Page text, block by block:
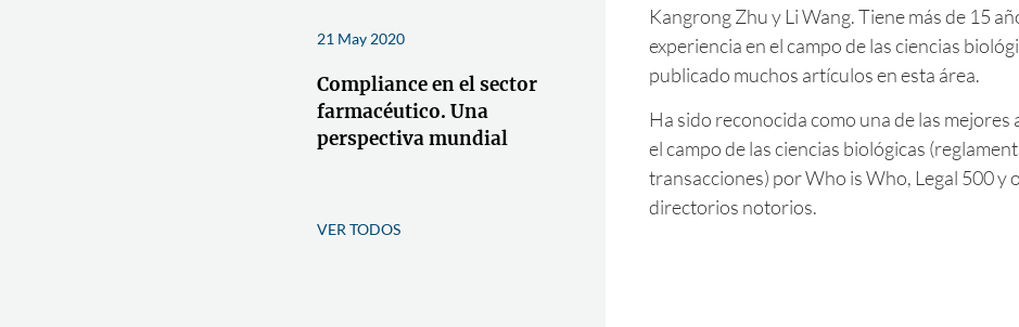
21 May 2020
Compliance en el sector
farmacéutico. Una
perspectiva mundial
VER TODOS
Kangrong Zhu y Li Wang. Tiene más de 15
experiencia en el campo de las ciencias
publicado muchos artículos en esta área.
Ha sido reconocida como una de las mejores
el campo de las ciencias biológicas
transacciones) por Who is Who, Legal 500 y
directorios notorios.